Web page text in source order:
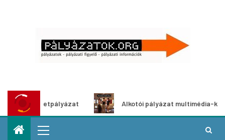
ötletpályázat Alkotói pályázat multimédia-